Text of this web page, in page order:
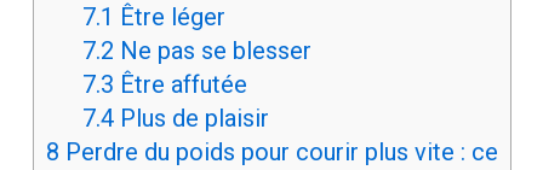
7.1 Être léger
7.2 Ne pas se blesser
7.3 Être affutée
7.4Plus de plaisir
8 Perdre du poids pour courir plus vite : ce